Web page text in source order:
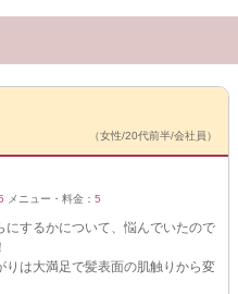
（女性/20代前半/会社員）
メニュー・料金： 5
するかについて、悩んでいたので
は大満足で髪表面の肌触りから変